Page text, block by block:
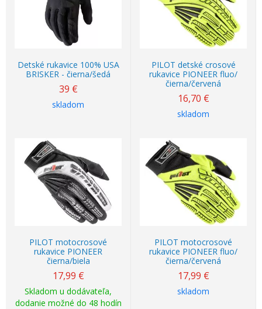
Detské rukavice 100% USA
BRISKER - čierna/šedá
39 €
skladom
PILOT detské crosové
rukavice PIONEER fluo/
čierna/červená
16,70 €
skladom
PILOT motocrosové
rukavice PIONEER
čierna/biela
17,99 €
Skladom u dodávateľa,
dodanie možné do 48 hodín
PILOT motocrosové
rukavice PIONEER fluo/
čierna/červená
17,99 €
skladom